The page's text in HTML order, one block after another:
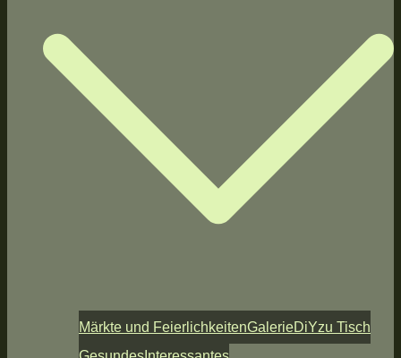
Märkte und FeierlichkeitenGalerieDiYzu Tisch